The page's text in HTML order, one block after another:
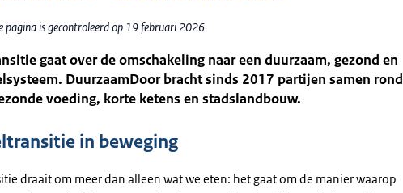
pagina is gecontroleerd op 19 februari 2026
gaat over de omschakeling naar een duurzaam, gezond en
DuurzaamDoor bracht sinds 2017 partijen samen rond
voeding, korte ketens en stadslandbouw.
in beweging
draait om meer dan alleen wat we eten: het gaat om de manier waarop